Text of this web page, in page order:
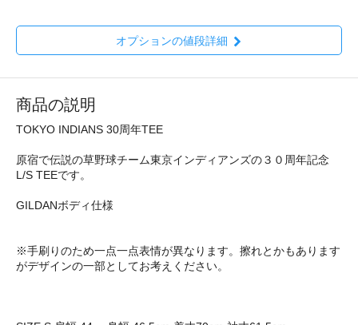
オプションの値段詳細
商品の説明
TOKYO INDIANS 30周年TEE
原宿で伝説の草野球チーム東京インディアンズの３０周年記念
L/S TEEです。
GILDANボディ仕様
※手刷りのため一点一点表情が異なります。擦れとかもあります
がデザインの一部としてお考えください。